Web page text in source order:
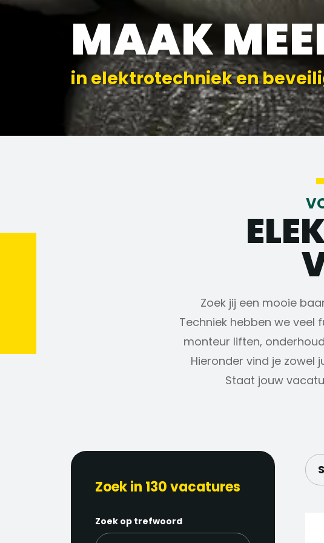
MAAK
in elektrotechniek en
Zoek jij een mooie
Techniek hebben we veel
monteur liften,
Hieronder vind je zowel
Staat jouw
Zoek in 130 vacatures
Zoek op trefwoord